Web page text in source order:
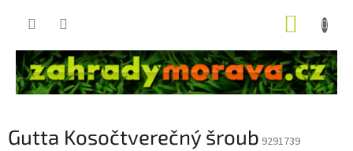
Gutta Kosočtverečný šroub 9291739